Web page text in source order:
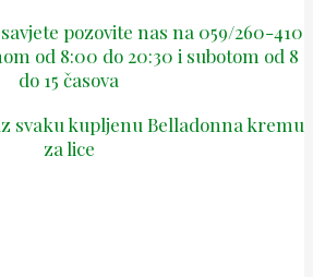
pozovite nas na 059/260-410
od 8:00 do 20:30 i subotom od 8
do 15 časova
svaku kupljenu Belladonna kremu
za lice